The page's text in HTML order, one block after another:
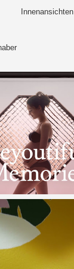
Innenansichten